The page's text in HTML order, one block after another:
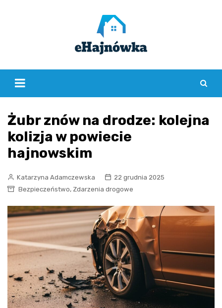
Żubr znów na drodze: kolejna
kolizja w powiecie
hajnowskim
Katarzyna Adamczewska
22 grudnia 2025
Bezpieczeństwo, Zdarzenia drogowe